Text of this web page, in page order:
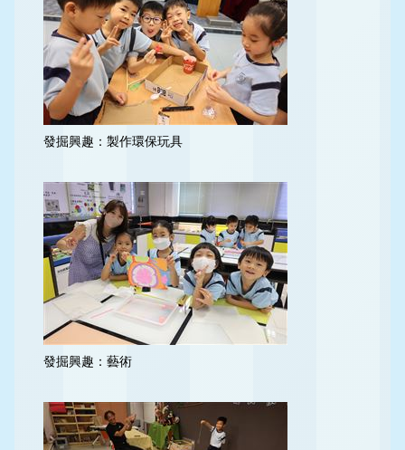
發掘興趣：製作環保玩具
發掘興趣：藝術